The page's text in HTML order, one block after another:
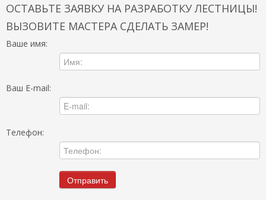
ОСТАВЬТЕ ЗАЯВКУ НА РАЗРАБОТКУ ЛЕСТНИЦЫ!
ВЫЗОВИТЕ МАСТЕРА СДЕЛАТЬ ЗАМЕР!
Ваше имя:
Ваш E-mail:
Телефон: